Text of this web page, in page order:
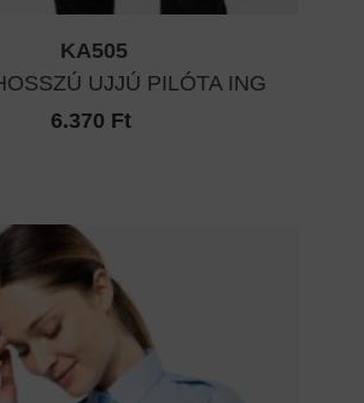
KA505
UJJÚ PILÓTA ING
6.370 Ft